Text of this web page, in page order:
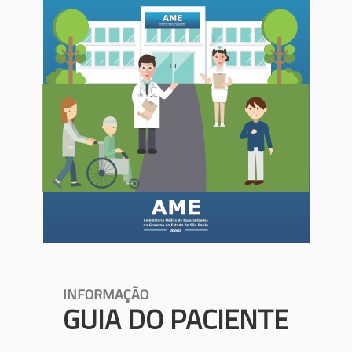
INFORMAÇÃO
GUIA DO PACIENTE